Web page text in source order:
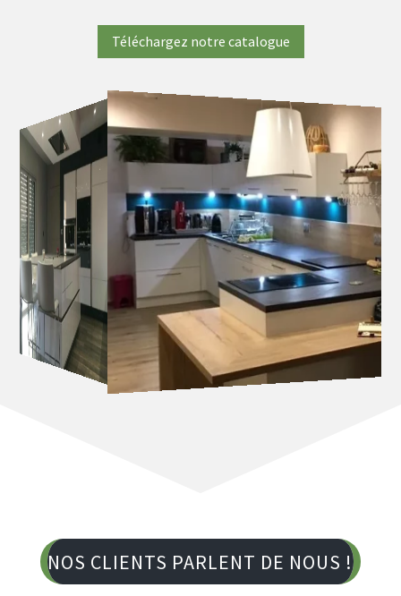
Téléchargez notre catalogue
NOS CLIENTS PARLENT DE NOUS !